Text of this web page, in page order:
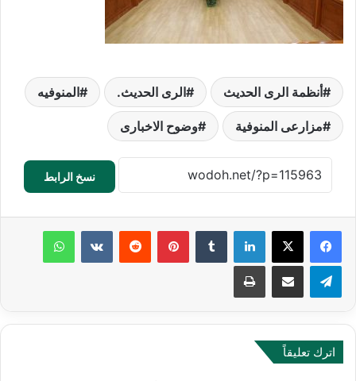
أنظمة الرى الحديث الرى الحديث. المنوفيه
مزارعى المنوفية وضوح الاخبارى
نسخ الرابط
لينكدإن بينتيريست
اترك تعليقاً